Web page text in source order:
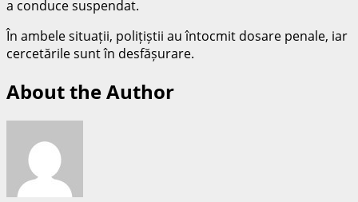
a conduce suspendat.
În ambele situații, polițiștii au întocmit dosare penale, iar
cercetările sunt în desfășurare.
About the Author